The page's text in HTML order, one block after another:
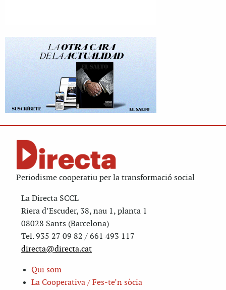
Periodisme cooperatiu per la transformació social
La Directa SCCL
Riera d’Escuder, 38, nau 1, planta 1
08028 Sants (Barcelona)
Tel. 935 27 09 82 / 661 493 117
directa@directa.cat
Qui som
La Cooperativa / Fes-te’n sòcia